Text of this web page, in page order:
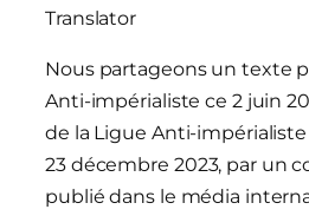
Translator
Nous partageons un texte
Anti-impérialiste ce 2 juin
de la Ligue Anti-
23 décembre 2023, par un
publié dans le média